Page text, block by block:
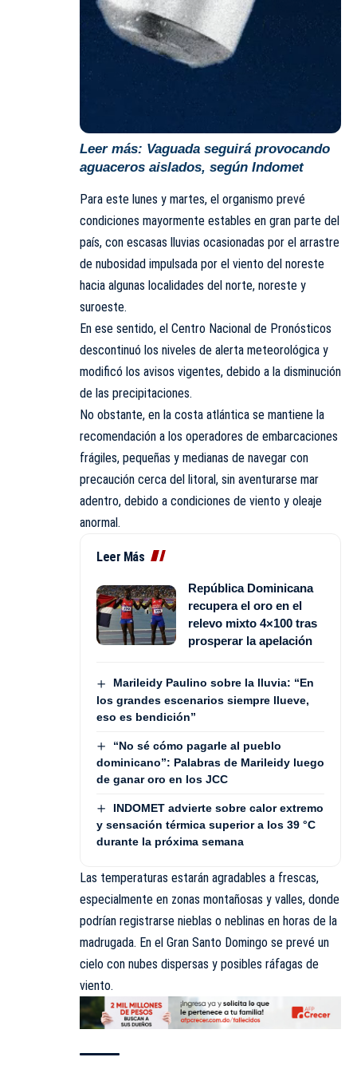
Leer más: Vaguada seguirá provocando
aguaceros aislados, según Indomet
Para este lunes y martes, el organismo prevé
condiciones mayormente estables en gran parte del
país, con escasas lluvias ocasionadas por el arrastre
de nubosidad impulsada por el viento del noreste
hacia algunas localidades del norte, noreste y
suroeste.
En ese sentido, el Centro Nacional de Pronósticos
descontinuó los niveles de alerta meteorológica y
modificó los avisos vigentes, debido a la disminución
de las precipitaciones.
No obstante, en la costa atlántica se mantiene la
recomendación a los operadores de embarcaciones
frágiles, pequeñas y medianas de navegar con
precaución cerca del litoral, sin aventurarse mar
adentro, debido a condiciones de viento y oleaje
anormal.
Leer Más
República Dominicana
recupera el oro en el
relevo mixto 4×100 tras
prosperar la apelación
Marileidy Paulino sobre la lluvia: “En
los grandes escenarios siempre llueve,
eso es bendición”
“No sé cómo pagarle al pueblo
dominicano”: Palabras de Marileidy luego
de ganar oro en los JCC
INDOMET advierte sobre calor extremo
y sensación térmica superior a los 39 °C
durante la próxima semana
Las temperaturas estarán agradables a frescas,
especialmente en zonas montañosas y valles, donde
podrían registrarse nieblas o neblinas en horas de la
madrugada. En el Gran Santo Domingo se prevé un
cielo con nubes dispersas y posibles ráfagas de
viento.